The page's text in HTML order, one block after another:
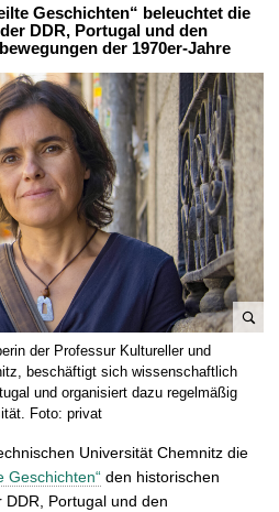
Geschichten“ beleuchtet die
DDR, Portugal und den
der 1970er-Jahre
B
i
l
d
r
der Professur Kultureller und
beschäftigt sich wissenschaftlich
und organisiert dazu regelmäßig
Foto: privat
Universität Chemnitz die
Geschichten“ den historischen
Portugal und den